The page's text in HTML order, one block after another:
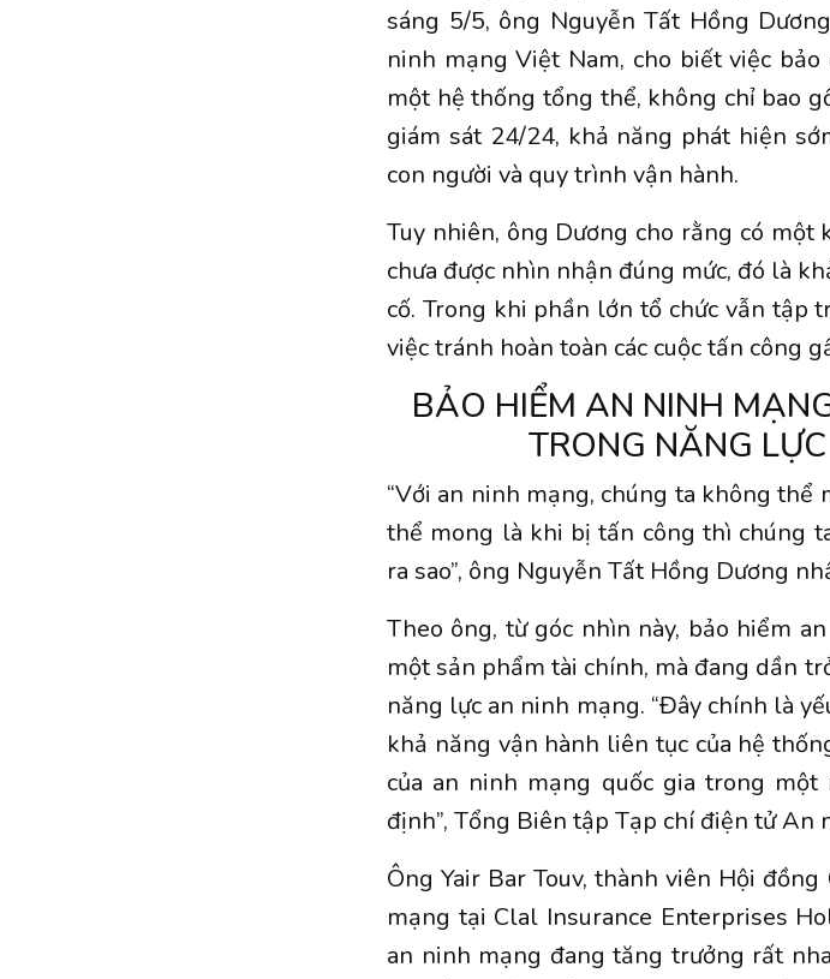
sáng 5/5, ông Nguyễn Tất Hồng
ninh mạng Việt Nam, cho biết việc
một hệ thống tổng thể, không chỉ bao
giám sát 24/24, khả năng phát hiện
con người và quy trình vận hành.
Tuy nhiên, ông Dương cho rằng có một
chưa được nhìn nhận đúng mức, đó là
cố. Trong khi phần lớn tổ chức vẫn tập
việc tránh hoàn toàn các cuộc tấn công
BẢO HIỂM AN NINH
TRONG NĂNG
“Với an ninh mạng, chúng ta không thể
thể mong là khi bị tấn công thì chúng
ra sao”, ông Nguyễn Tất Hồng Dương
Theo ông, từ góc nhìn này, bảo hiểm
một sản phẩm tài chính, mà đang dần
năng lực an ninh mạng. “Đây chính là
khả năng vận hành liên tục của hệ
của an ninh mạng quốc gia trong
định”, Tổng Biên tập Tạp chí điện tử An
Ông Yair Bar Touv, thành viên Hội
mạng tại Clal Insurance Enterprises
an ninh mạng đang tăng trưởng rất